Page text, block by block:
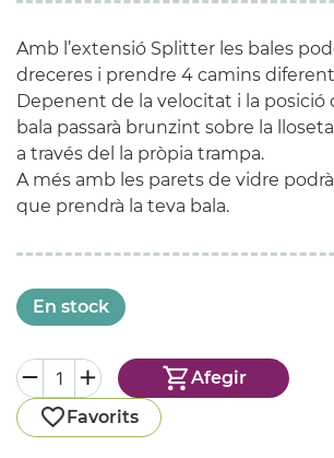
Amb l’extensió Splitter les bales
dreceres i prendre 4 camins
Depenent de la velocitat i la posició
bala passarà brunzint sobre la lloseta
a través del la pròpia trampa.
A més amb les parets de vidre
que prendrà la teva bala.
En stock
Afegir
Favorits